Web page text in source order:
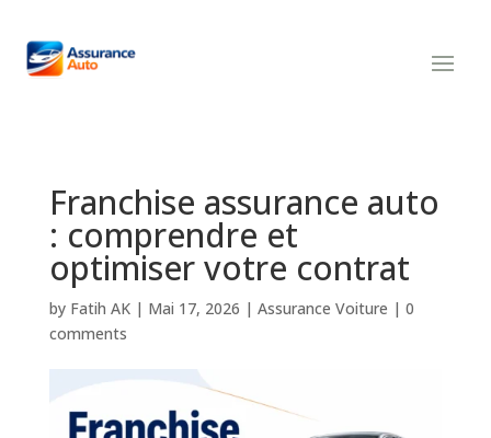
Franchise assurance auto
: comprendre et
optimiser votre contrat
by Fatih AK| Mai 17, 2026 | Assurance Voiture | 0
comments